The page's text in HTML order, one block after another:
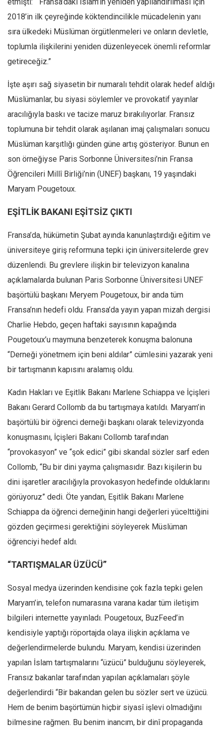
2018’in ilk çeyreğinde köktendincilikle mücadelenin yanı
sıra ülkedeki Müslüman örgütlenmeleri ve onların devletle,
toplumla ilişkilerini yeniden düzenleyecek önemli reformlar
getireceğiz.”
İşte aşırı sağ siyasetin bir numaralı tehdit olarak hedef aldığı
Müslümanlar, bu siyasi söylemler ve provokatif yayınlar
aracılığıyla baskı ve tacize maruz bırakılıyorlar. Fransız
toplumuna bir tehdit olarak aşılanan imaj çalışmaları sonucu
Müslüman karşıtlığı günden güne artış gösteriyor. Bunun en
son örneğiyse Paris Sorbonne Üniversitesi’nin Fransa
Öğrencileri Millî Birliği’nin (UNEF) başkanı, 19 yaşındaki
Maryam Pougetoux.
EŞİTLİK BAKANI EŞİTSİZ ÇIKTI
Fransa’da, hükümetin Şubat ayında kanunlaştırdığı eğitim ve
üniversiteye giriş reformuna tepki için üniversitelerde grev
düzenlendi. Bu grevlere ilişkin bir televizyon kanalına
açıklamalarda bulunan Paris Sorbonne Üniversitesi UNEF
başörtülü başkanı Meryem Pougetoux, bir anda tüm
Fransa’nın hedefi oldu. Fransa’da yayın yapan mizah dergisi
Charlie Hebdo, geçen haftaki sayısının kapağında
Pougetoux’u maymuna benzeterek konuşma balonuna
“Derneği yönetmem için beni aldılar” cümlesini yazarak yeni
bir tartışmanın kapısını aralamış oldu.
Kadın Hakları ve Eşitlik Bakanı Marlene Schiappa ve İçişleri
Bakanı Gerard Collomb da bu tartışmaya katıldı. Maryam’in
başörtülü bir öğrenci derneği başkanı olarak televizyonda
konuşmasını, İçişleri Bakanı Collomb tarafından
“provokasyon” ve “şok edici” gibi skandal sözler sarf eden
Collomb, “Bu bir dini yayma çalışmasıdır. Bazı kişilerin bu
dini işaretler aracılığıyla provokasyon hedefinde olduklarını
görüyoruz” dedi. Öte yandan, Eşitlik Bakanı Marlene
Schiappa da öğrenci derneğinin hangi değerleri yücelttiğini
gözden geçirmesi gerektiğini söyleyerek Müslüman
öğrenciyi hedef aldı.
“TARTIŞMALAR ÜZÜCÜ”
Sosyal medya üzerinden kendisine çok fazla tepki gelen
Maryam’in, telefon numarasına varana kadar tüm iletişim
bilgileri internette yayınladı. Pougetoux, BuzFeed’in
kendisiyle yaptığı röportajda olaya ilişkin açıklama ve
değerlendirmelerde bulundu. Maryam, kendisi üzerinden
yapılan İslam tartışmalarını “üzücü” bulduğunu söyleyerek,
Fransız bakanlar tarafından yapılan açıklamaları şöyle
değerlendirdi “Bir bakandan gelen bu sözler sert ve üzücü.
Hem de benim başörtümün hiçbir siyasî işlevi olmadığını
bilmesine rağmen. Bu benim inancım, bir dinî propaganda